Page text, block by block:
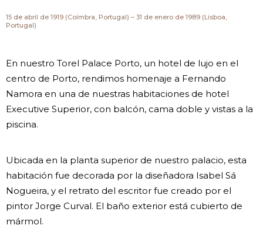
15 de abril de 1919 (Coímbra, Portugal) – 31 de enero de 1989 (Lisboa,
Portugal)
En nuestro Torel Palace Porto, un hotel de lujo en el
centro de Porto, rendimos homenaje a Fernando
Namora en una de nuestras habitaciones de hotel
Executive Superior, con balcón, cama doble y vistas a la
piscina.
Ubicada en la planta superior de nuestro palacio, esta
habitación fue decorada por la diseñadora Isabel Sá
Nogueira, y el retrato del escritor fue creado por el
pintor Jorge Curval. El baño exterior está cubierto de
mármol.